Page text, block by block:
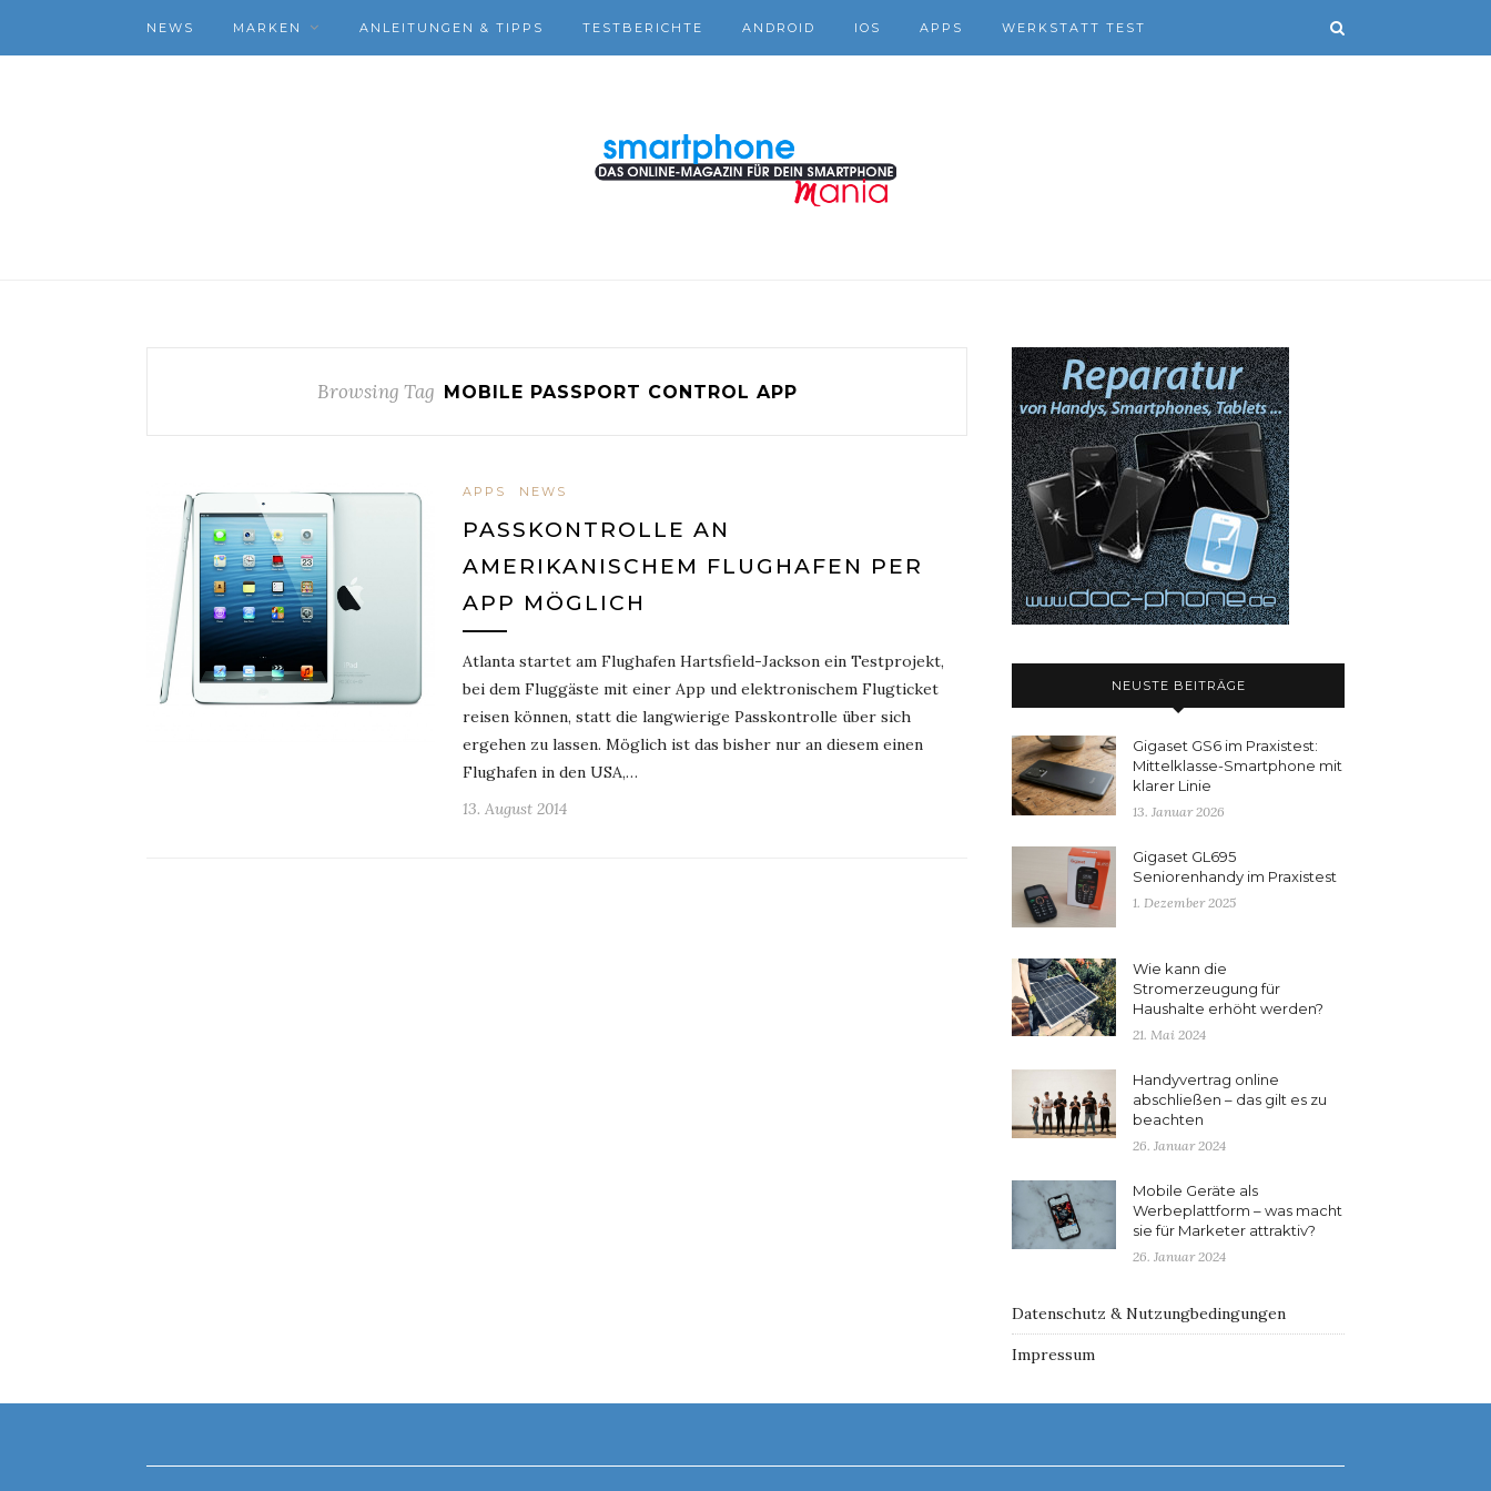
NEWS MARKEN ANLEITUNGEN & TIPPS TESTBERICHTE ANDROID IOS APPS WERKSTATT TEST
Browsing Tag MOBILE PASSPORT CONTROL APP
APPS NEWS
PASSKONTROLLE AN
AMERIKANISCHEM FLUGHAFEN PER
APP MÖGLICH
Atlanta startet am Flughafen Hartsfield-Jackson ein Testprojekt,
bei dem Fluggäste mit einer App und elektronischem Flugticket
reisen können, statt die langwierige Passkontrolle über sich
ergehen zu lassen. Möglich ist das bisher nur an diesem einen
Flughafen in den USA,…
13. August 2014
NEUSTE BEITRÄGE
Gigaset GS6 im Praxistest:
Mittelklasse-Smartphone mit
klarer Linie
13. Januar 2026
Gigaset GL695
Seniorenhandy im Praxistest
1. Dezember 2025
Wie kann die
Stromerzeugung für
Haushalte erhöht werden?
21. Mai 2024
Handyvertrag online
abschließen – das gilt es zu
beachten
26. Januar 2024
Mobile Geräte als
Werbeplattform – was macht
sie für Marketer attraktiv?
26. Januar 2024
Datenschutz & Nutzungbedingungen
Impressum